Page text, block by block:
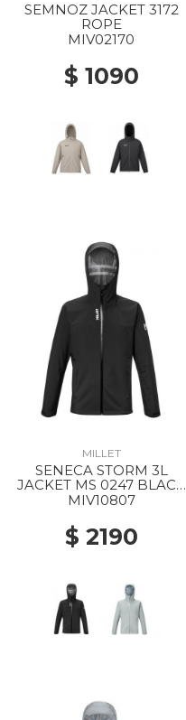
SEMNOZ JACKET 3172
ROPE
MIV02170
$ 1090
MILLET
SENECA STORM 3L
JACKET MS 0247 BLACK
- NOIR
MIV10807
$ 2190